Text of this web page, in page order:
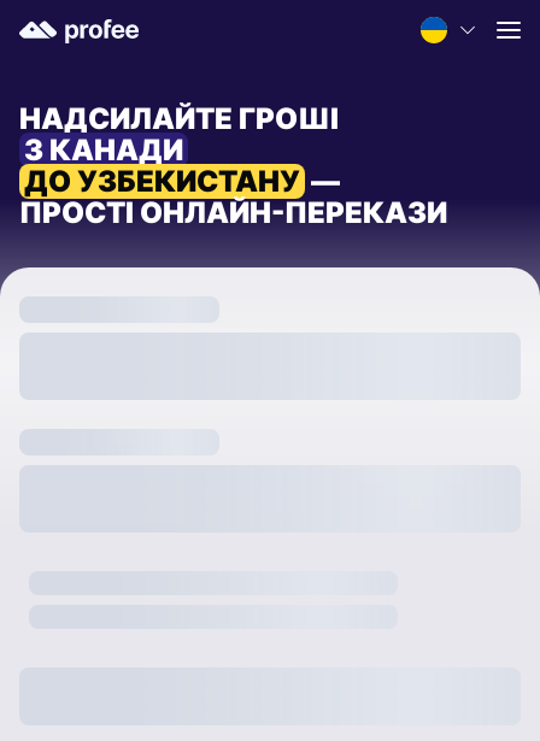
НАДСИЛАЙТЕ ГРОШІ
З КАНАДИ
ДО УЗБЕКИСТАНУ —
ПРОСТІ ОНЛАЙН-ПЕРЕКАЗИ